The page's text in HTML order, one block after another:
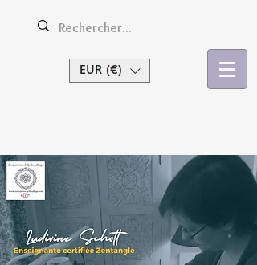
EUR (€)